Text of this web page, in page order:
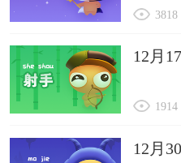
3818
12月
1914
12月